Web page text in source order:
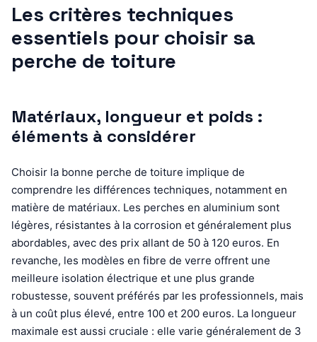
Les critères techniques
essentiels pour choisir sa
perche de toiture
Matériaux, longueur et poids :
éléments à considérer
Choisir la bonne perche de toiture implique de
comprendre les différences techniques, notamment en
matière de matériaux. Les perches en aluminium sont
légères, résistantes à la corrosion et généralement plus
abordables, avec des prix allant de 50 à 120 euros. En
revanche, les modèles en fibre de verre offrent une
meilleure isolation électrique et une plus grande
robustesse, souvent préférés par les professionnels, mais
à un coût plus élevé, entre 100 et 200 euros. La longueur
maximale est aussi cruciale : elle varie généralement de 3